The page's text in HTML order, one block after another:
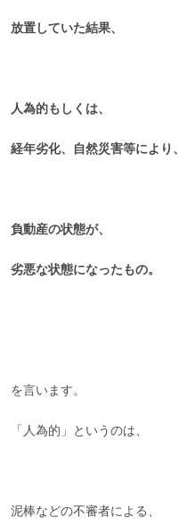
放置していた結果、
人為的もしくは、
経年劣化、自然災害等により、
負動産の状態が、
劣悪な状態になったもの。
を言います。
「人為的」というのは、
泥棒などの不審者による、